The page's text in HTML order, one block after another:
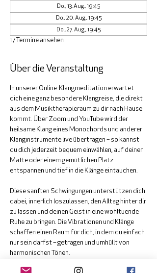
Do., 13. Aug., 19:45
Do., 20. Aug., 19:45
Do., 27. Aug., 19:45
17 Termine ansehen
Über die Veranstaltung
In unserer Online-Klangmeditation erwartet
dich eine ganz besondere Klangreise, die direkt
aus dem Musiktherapieraum zu dir nach Hause
kommt. Über Zoom und YouTube wird der
heilsame Klang eines Monochords und anderer
Klanginstrumente live übertragen – so kannst
du dich jederzeit bequem einwählen, auf deiner
Matte oder einem gemütlichen Platz
entspannen und tief in die Klänge eintauchen.
Diese sanften Schwingungen unterstützen dich
dabei, innerlich loszulassen, den Alltag hinter dir
zu lassen und deinen Geist in eine wohltuende
Ruhe zu bringen. Die Vibrationen und Klänge
schaffen einen Raum für dich, in dem du einfach
nur sein darfst – getragen und umhüllt von
harmonischen Tönen.